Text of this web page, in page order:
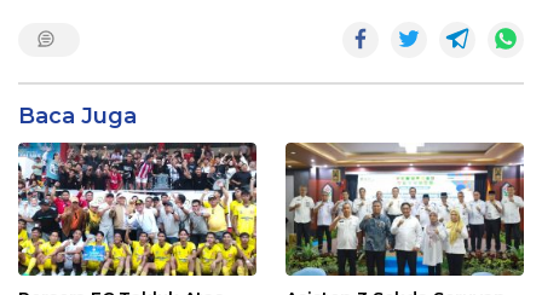
Baca Juga